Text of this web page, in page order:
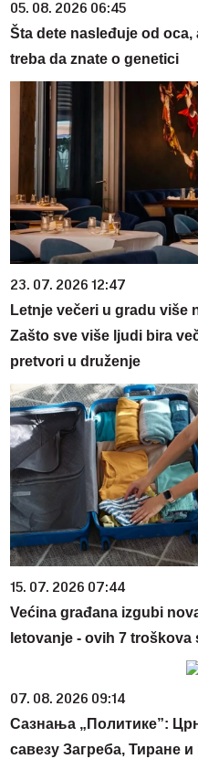
05. 08. 2026 06:45
Šta dete nasleđuje od
treba da znate o genetici
23. 07. 2026 12:47
Letnje večeri u gradu više
Zašto sve više ljudi bira
pretvori u druženje
15. 07. 2026 07:44
Većina građana izgubi
letovanje - ovih 7
07. 08. 2026 09:14
Сазнања „Политике”:
савезу Загреба, Тиране